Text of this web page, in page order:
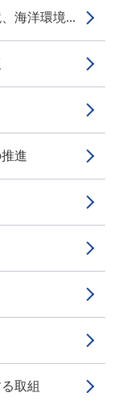
海洋環境...
進
取組